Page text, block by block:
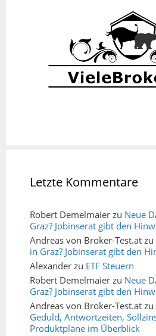
Letzte Kommentare
Robert Demelmaier zu Neue
Graz? Jobinserat gibt den
Andreas von Broker-Test.at zu
in Graz? Jobinserat gibt den
Alexander zu ETF Steuern
Robert Demelmaier zu Neue
Graz? Jobinserat gibt den
Andreas von Broker-Test.at zu
Geduld, Antwortzeiten,
Produktpläne im Überblick